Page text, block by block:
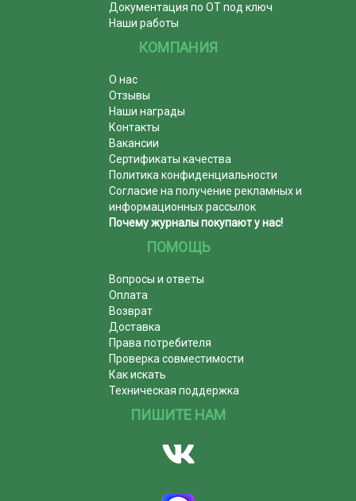
Документация по ОТ под ключ
Наши работы
КОМПАНИЯ
О нас
Отзывы
Наши награды
Контакты
Вакансии
Сертификаты качества
Политика конфиденциальности
Согласие на получение рекламных и
информационных рассылок
Почему журналы покупают у нас!
ПОМОЩЬ
Вопросы и ответы
Оплата
Возврат
Доставка
Права потребителя
Проверка совместимости
Как искать
Техническая поддержка
ПИШИТЕ НАМ